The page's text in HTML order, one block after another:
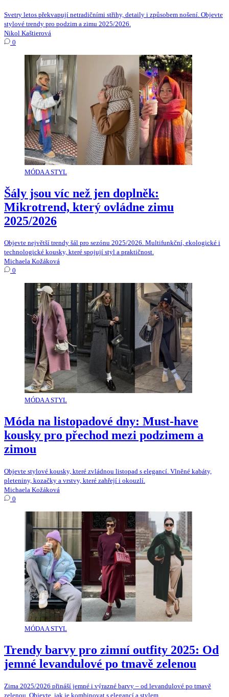
Svetry letos překvapují netradičními střihy, detaily i způsobem nošení. Objevte
stylové trendy pro podzim a zimu 2025/2026.
Nikol Kaštierová
0
MÓDA A STYL
Šály jsou víc než jen doplněk:
Mikrotrend, který ovládne zimu
2025/2026
Objevte největší trendy šál pro sezónu 2025/2026. Multifunkční, ekologické i
technologické kousky, které spojují styl a praktičnost.
Michaela Kožáková
0
MÓDA A STYL
Móda na listopadové dny: Must-have
kousky pro přechod mezi podzimem a
zimou
Objevte stylové kousky, které zvládnou listopad s elegancí. Vlněné kabáty,
pleteniny, kozačky a vrstvy, které zahřejí i okouzlí.
Michaela Kožáková
0
MÓDA A STYL
Trendy barvy pro zimní outfity 2025: Od
jemné levandulové po tmavě zelenou
Zima 2025/2026 přináší jemné i výrazné barvy – od levandulové po tmavě
zelenou. Objevte, jak je kombinovat s elegancí a stylem.